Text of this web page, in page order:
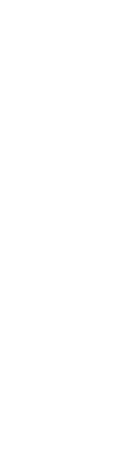
o seu
passivo, sem